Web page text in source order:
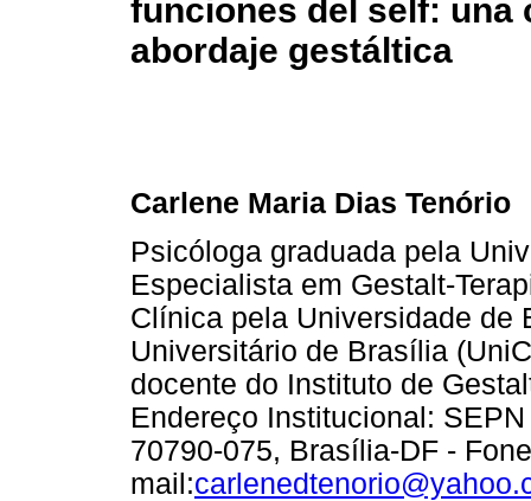
funciones del self: una
abordaje gestáltica
Carlene Maria Dias Tenório
Psicóloga graduada pela
Especialista em Gestalt-
Clínica pela Universidade de
Universitário de Brasília
docente do Instituto de
Endereço Institucional:
70790-075, Brasília-DF -
mail: